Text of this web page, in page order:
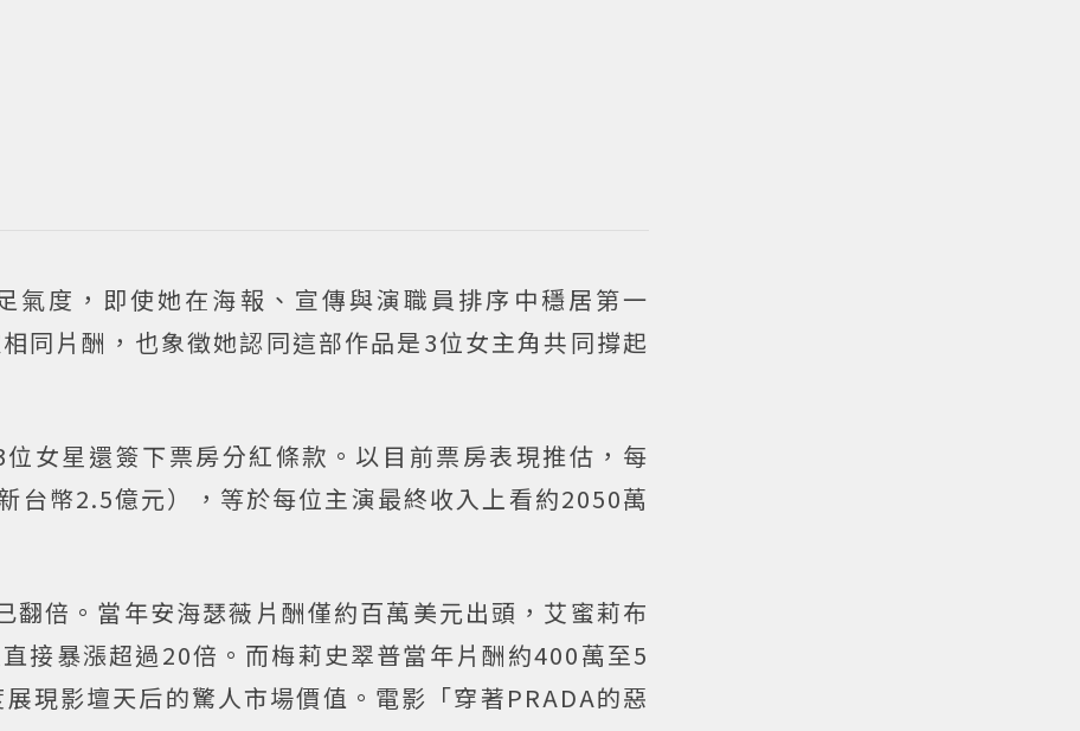
氣度，即使她在海報、宣傳與演職員排序中穩居第一
同片酬，也象徵她認同這部作品是3位女主角共同撐起
女星還簽下票房分紅條款。以目前票房表現推估，每
台幣2.5億元），等於每位主演最終收入上看約2050萬
翻倍。當年安海瑟薇片酬僅約百萬美元出頭，艾蜜莉布
接暴漲超過20倍。而梅莉史翠普當年片酬約400萬至5
現影壇天后的驚人市場價值。電影「穿著PRADA的惡